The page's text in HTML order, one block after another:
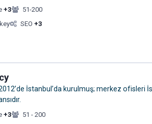
+3
51-200
SEO+3
İstanbul’da kurulmuş; merkez ofisleri
+3
51 - 200